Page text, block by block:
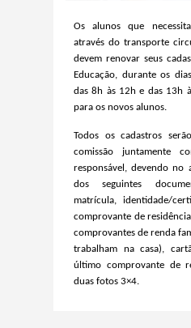
Os alunos que
através do transporte
devem renovar seus
Educação, durante os
das 8h às 12h e das 13h
para os novos alunos.
Todos os cadastros
comissão juntamente
responsável, devendo no
dos seguintes
matrícula, identidade/
comprovante de
comprovantes de renda
trabalham na casa),
último comprovante de
duas fotos 3×4.